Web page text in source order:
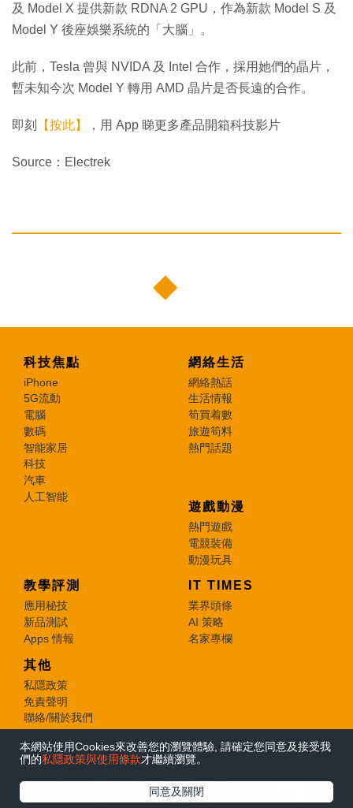
本網站使用Cookies來改善您的瀏覽體驗, 請確定您同意及接受我
們的私隱政策與使用條款才繼續瀏覽。
同意及關閉
及 Model X 提供新款 RDNA 2 GPU，作為新款 Model S 及
Model Y 後座娛樂系統的「大腦」。
此前，Tesla 曾與 NVIDA 及 Intel 合作，採用她們的晶片，
暫未知今次 Model Y 轉用 AMD 晶片是否長遠的合作。
即刻 【按此】 ，用 App 睇更多產品開箱科技影片
Source：Electrek
科技焦點
iPhone
5G流動
電腦
數碼
智能家居
科技
汽車
人工智能
網絡生活
網絡熱話
生活情報
筍買着數
旅遊筍料
熱門話題
遊戲動漫
熱門遊戲
電競裝備
動漫玩具
教學評測
應用秘技
新品測試
Apps 情報
IT TIMES
業界頭條
AI 策略
名家專欄
其他
私隱政策
免責聲明
聯絡/關於我們
© 2026 e-zone. All Rights Reserved.